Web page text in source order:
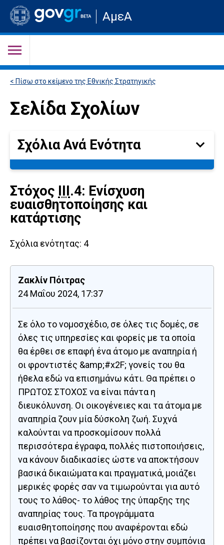
Μετάβαση
στην
σελίδα
ΑμεΑ
< Πίσω στο κείμενο της Εθνικής Στρατηγικής
Σελίδα Σχολίων
Σχόλια Ανά Ενότητα
Σχόλια
Στόχος
.4: Ενίσχυση
ευαισθητοποίησης και
κατάρτισης
Σχόλια ενότητας: 4
Ζακλίν Πόιτρας
24 Μαΐου 2024, 17:37
Σε όλο το νομοσχέδιο, σε όλες τις δομές, σε
όλες τις υπηρεσίες και φορείς με τα οποία
θα έρθει σε επαφή ένα άτομο με αναπηρία ή
οι φροντιστές &amp;#x2F; γονείς του θα
ήθελα εδώ να επισημάνω κάτι. Θα πρέπει ο
ΠΡΩΤΟΣ ΣΤΟΧΟΣ να είναι πάντα η
διευκόλυνση. Οι οικογένειες και τα άτομα με
αναπηρία ζουν μία δύσκολη ζωή. Συχνά
καλούνται να προσκομίσουν πολλά
περισσότερα έγραφα, πολλές πιστοποιήσεις,
να κάνουν διαδικασίες ώστε να αποκτήσουν
βασικά δικαιώματα και πραγματικά, μοιάζει
μερικές φορές σαν να τιμωρούνται για αυτό
τους το λάθος- το λάθος της ύπαρξης της
αναπηρίας τους. Τα προγράμματα
ευαισθητοποίησης που αναφέρονται εδώ
πρέπει να βασίζονται όχι μόνο στην συμπόνια